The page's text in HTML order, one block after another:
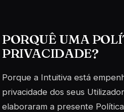
PORQUÊ UMA
PRIVACIDADE?
Porque a Intuitiva está
privacidade dos seus
elaboraram a presente